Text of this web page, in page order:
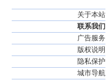
关于本站
联系我们
广告服务
版权说明
隐私保护
城市导航